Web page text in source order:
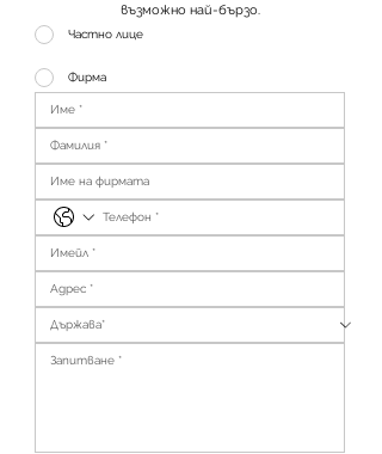
възможно най-бързо.
Частно лице
Фирма